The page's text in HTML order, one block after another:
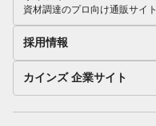
資材調達のプロ向け通販サイト
採用情報
カインズ 企業サイト